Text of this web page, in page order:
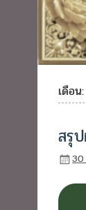
เดือ
สรุ
30